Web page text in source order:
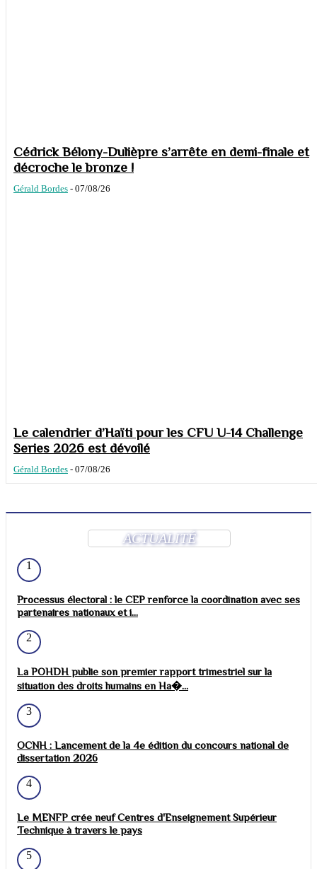
Cédrick Bélony-Dulièpre s’arrête en demi-finale et
décroche le bronze !
Gérald Bordes - 07/08/26
Le calendrier d’Haïti pour les CFU U-14 Challenge
Series 2026 est dévoilé
Gérald Bordes - 07/08/26
ACTUALITÉ
1
Processus électoral : le CEP renforce la coordination avec ses
partenaires nationaux et i...
2
La POHDH publie son premier rapport trimestriel sur la
situation des droits humains en Ha�...
3
OCNH : Lancement de la 4e édition du concours national de
dissertation 2026
4
Le MENFP crée neuf Centres d'Enseignement Supérieur
Technique à travers le pays
5